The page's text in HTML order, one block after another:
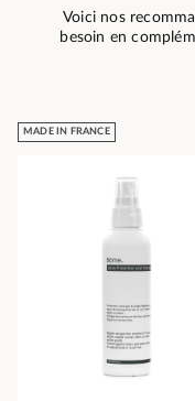
Voici nos
besoin en
MADE IN FRANCE